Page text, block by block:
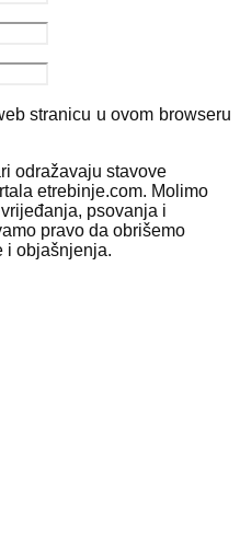
stranicu u ovom browseru
odražavaju stavove
etrebinje.com. Molimo
psovanja i
pravo da obrišemo
i objašnjenja.